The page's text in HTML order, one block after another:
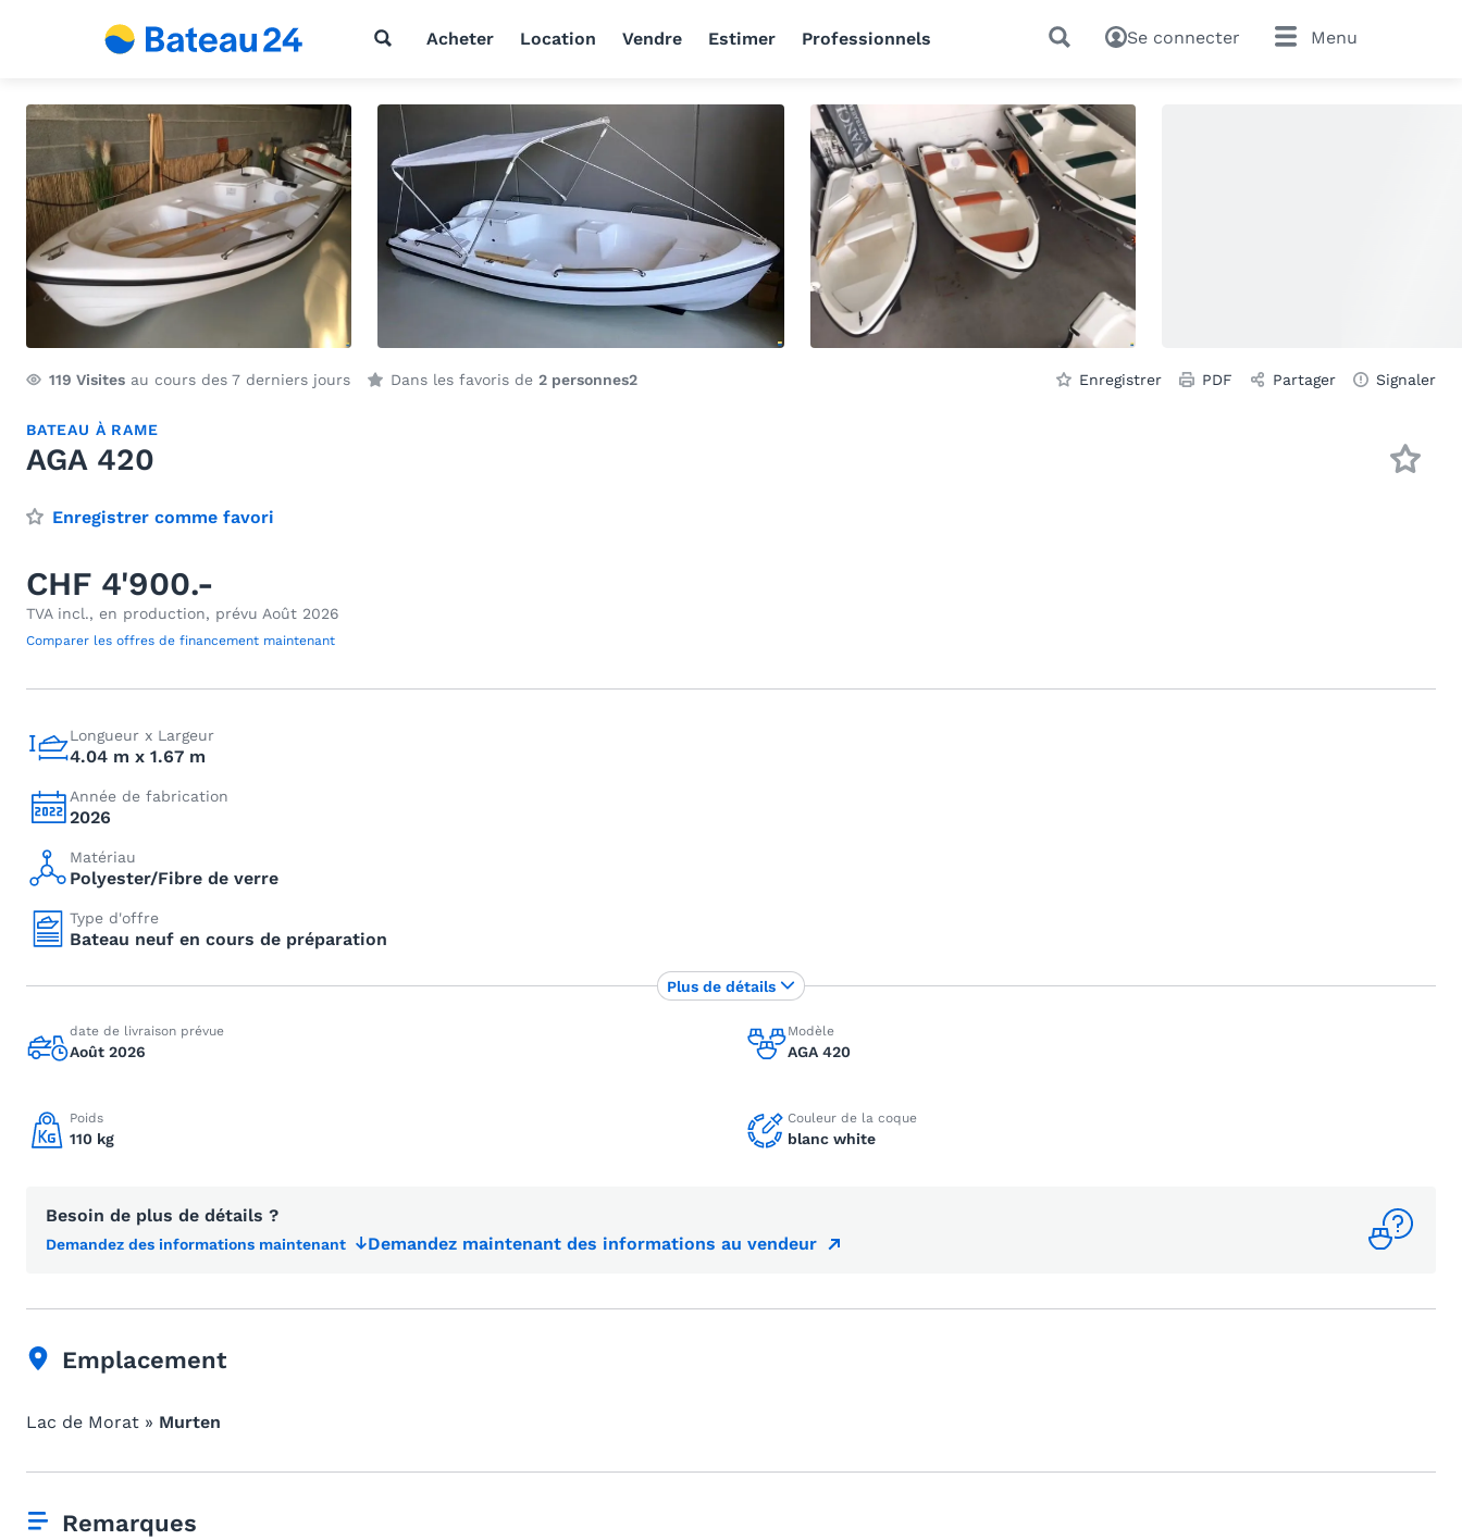
Acheter Location Vendre Estimer Professionnels Se connecter Menu
119 Visites au cours des 7 derniers jours Dans les favoris de 2 personnes2 Enregistrer PDF Partager Signaler
BATEAU À RAME
AGA 420
Enregistrer comme favori
CHF 4'900.-
TVA incl., en production, prévu Août 2026
Comparer les offres de financement maintenant
Longueur x Largeur
4.04 m x 1.67 m
Année de fabrication
2026
Matériau
Polyester/Fibre de verre
Type d'offre
Bateau neuf en cours de préparation
date de livraison prévue
Août 2026
Modèle
AGA 420
Poids
110 kg
Couleur de la coque
blanc white
Besoin de plus de détails ?
Demandez des informations maintenant Demandez maintenant des informations au vendeur
Plus de détails
Emplacement
Lac de Morat » Murten
Remarques